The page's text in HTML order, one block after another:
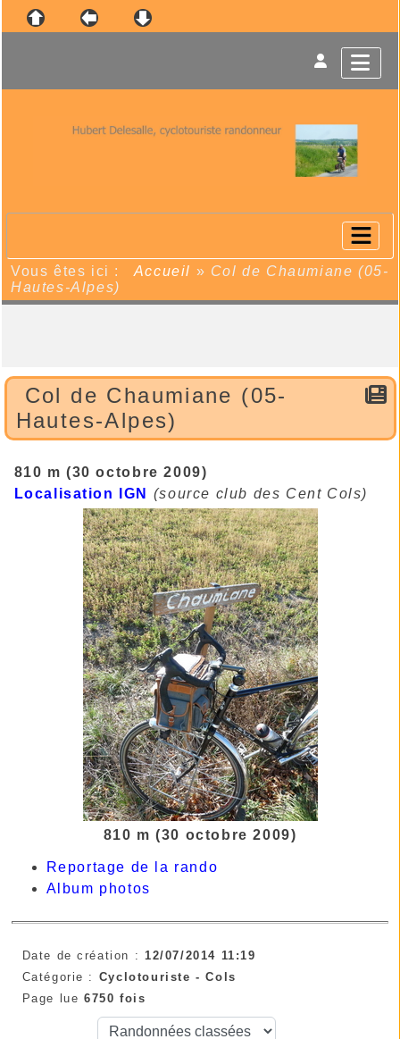
Vous êtes ici : Accueil » Col de Chaumiane (05-
Hautes-Alpes)
Col de Chaumiane (05-
Hautes-Alpes)
810 m (30 octobre 2009)
Localisation IGN
(source club des Cent Cols)
810 m (30 octobre 2009)
Reportage de la rando
Album photos
Date de création : 12/07/2014 11:19
Catégorie : Cyclotouriste - Cols
Page lue 6750 fois